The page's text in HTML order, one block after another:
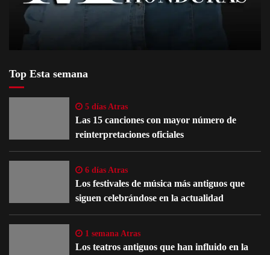
Top Esta semana
5 días Atras
Las 15 canciones con mayor número de
reinterpretaciones oficiales
6 días Atras
Los festivales de música más antiguos que
siguen celebrándose en la actualidad
1 semana Atras
Los teatros antiguos que han influido en la